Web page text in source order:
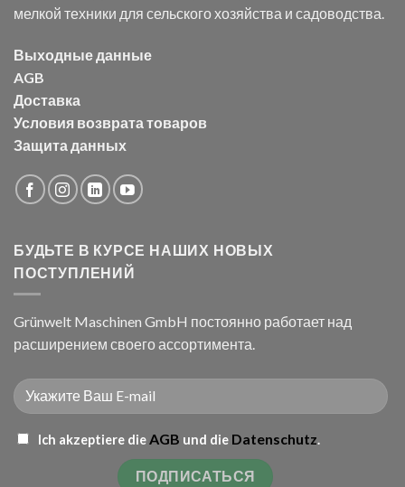
мелкой техники для сельского хозяйства и садоводства.
Выходные данные
AGB
Доставка
Условия возврата товаров
Защита данных
БУДЬТЕ В КУРСЕ НАШИХ НОВЫХ
ПОСТУПЛЕНИЙ
Grünwelt Maschinen GmbH постоянно работает над
расширением своего ассортимента.
Ich akzeptiere die AGB und die Datenschutz.